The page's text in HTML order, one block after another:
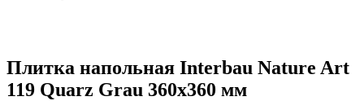
Плитка напольная Interbau Nature Art
119 Quarz Grau 360x360 мм